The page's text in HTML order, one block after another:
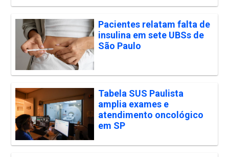
Pacientes relatam falta de
insulina em sete UBSs de
São Paulo
Tabela SUS Paulista
amplia exames e
atendimento oncológico
em SP